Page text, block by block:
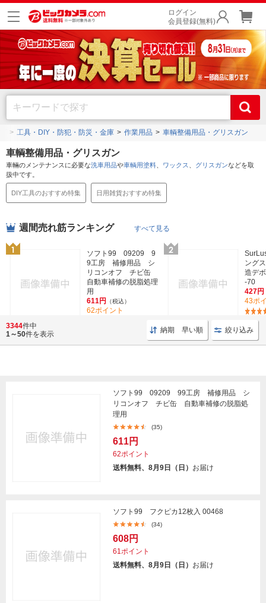
ログイン
会員登録(無料)
工具・DIY・防犯・防災・金庫 作業用品 車輌整備用品・グリスガン
車輌整備用品・グリスガン
車輛のメンテナンスに必要な洗車用品や車輌用塗料 ワックス グリスガンなどを取
扱中です。
DIY工具のおすすめ特集 日用雑貨おすすめ特集
週間売れ筋ランキング すべて見る
ソフト99 09209 9
9工房 補修用品 シ
リコンオフ チビ缶
自動車補修の脱脂処理
用
611円
（税込）
62ポイント
ング
造デ
-70
427円
43ポ
3344件中
1～50件を表示 納期 早い順 絞り込み
ソフト99 09209 99工房 補修用品 シ
リコンオフ チビ缶 自動車補修の脱脂処
理用
(35)
611円
62ポイント
送料無料、8月9日（日） お届け
ソフト99 フクピカ12枚入 00468
(34)
608円
61ポイント
送料無料、8月9日（日） お届け